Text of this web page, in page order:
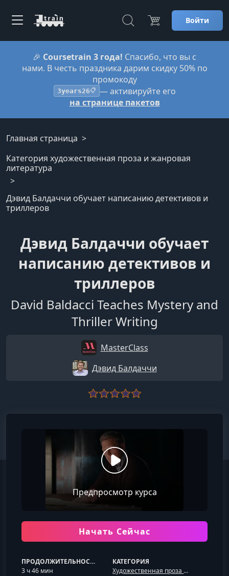
Войти
🎉 Coursetrain 3 года! Спасибо, что вы с
нами. В честь праздника дарим скидку 50% по
промокоду
3years26📋 — активируйте его
на странице пакетов
Главная страница
Категория художественная проза и жанровая
литература
Дэвид Балдаччи обучает написанию детективов и
триллеров
Дэвид Балдаччи обучает
написанию детективов и
триллеров
David Baldacci Teaches Mystery and
Thriller Writing
MasterClass
Дэвид Балдаччи
Предпросмотр курса
Начать Сейчас
ПРОДОЛЖИТЕЛЬНОСТЬ
3 ч 46 мин
КАТЕГОРИЯ
Художественная проза и жанровая литература